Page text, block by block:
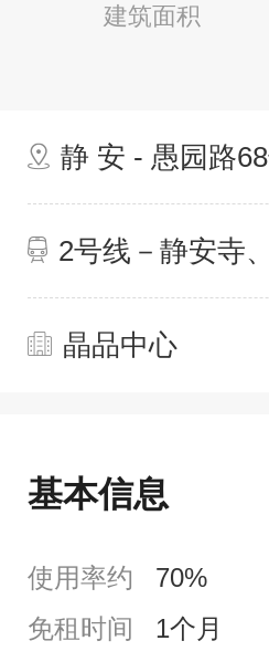
建筑面积
静 安 - 愚园路
2号线－静安寺
晶品中心
基本信息
使用率约 70%
免租时间
1个月